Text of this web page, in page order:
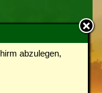
abzulegen,